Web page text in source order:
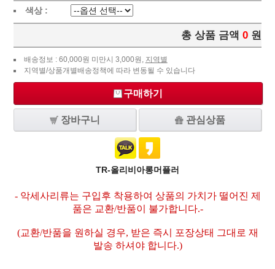
색상 :
총 상품 금액 0 원
배송정보 : 60,000원 미만시 3,000원, 지역별
지역별/상품개별배송정책에 따라 변동될 수 있습니다
구매하기
장바구니 관심상품
TR-올리비아롱머플러
- 악세사리류는 구입후 착용하여 상품의 가치가 떨어진 제
품은 교환/반품이 불가합니다.-
(교환/반품을 원하실 경우, 받은 즉시 포장상태 그대로 재
발송 하셔야 합니다.)